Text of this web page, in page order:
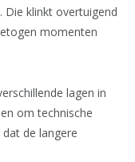
klinkt overtuigend
momenten
lagen in
om technische
de langere